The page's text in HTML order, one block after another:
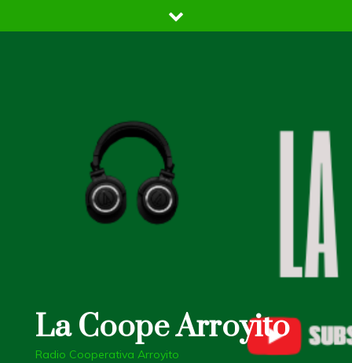
to
La Coope Arroyito
Radio Cooperativa Arroyito